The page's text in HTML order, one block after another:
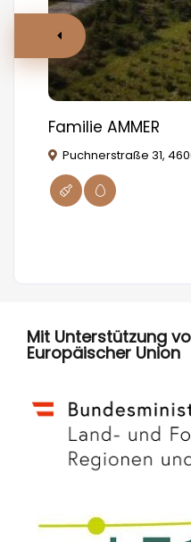
Familie AMMER
Puchnerstraße 31,
Mit Unterstützung
Europäischer Union